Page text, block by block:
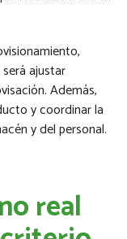
ajustar
Además,
y coordinar la
y del personal.
real